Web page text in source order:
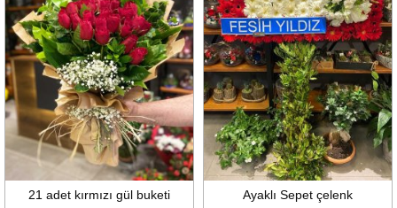
21 adet kırmızı gül buketi Ayaklı Sepet çelenk